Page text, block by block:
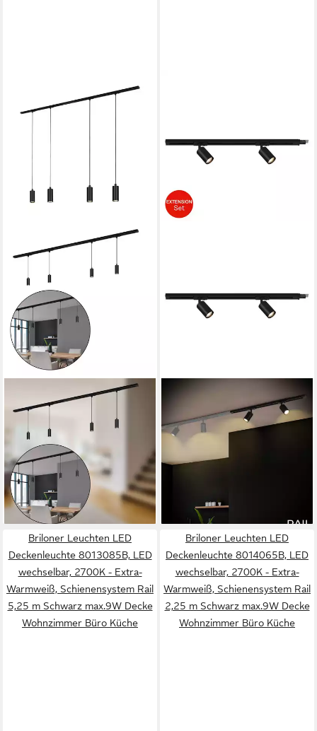
BRILONER LEUCHTEN
LED Deckenleuchte
8016045B, LED fest
integriert, 2700K - Extra-
Warmweiß, Schienensystem
Rail 1,5 m Schwarz 4,5W
Decke Wohnzimmer Büro
Küche
ab 107,99 € UVP169,00 €
-36%
lieferbar - in 3-4 Werktagen bei dir
BRILONER LEUCHTEN
LED Deckenleuchte 8001025,
Dimmfunktion, ohne
Leuchtmittel, Abhängig vom
Leuchtmittel - Warmweiß /
Schwarz max.9W Decke
Wohnzimmer Büro Küche
lieferbar - in 3-4 Werktagen bei dir
Briloner Leuchten LED
Deckenleuchte 8013085B, LED
wechselbar, 2700K - Extra-
Warmweiß, Schienensystem Rail
5,25 m Schwarz max.9W Decke
Wohnzimmer Büro Küche
Briloner Leuchten LED
Deckenleuchte 8014065B, LED
wechselbar, 2700K - Extra-
Warmweiß, Schienensystem Rail
2,25 m Schwarz max.9W Decke
Wohnzimmer Büro Küche